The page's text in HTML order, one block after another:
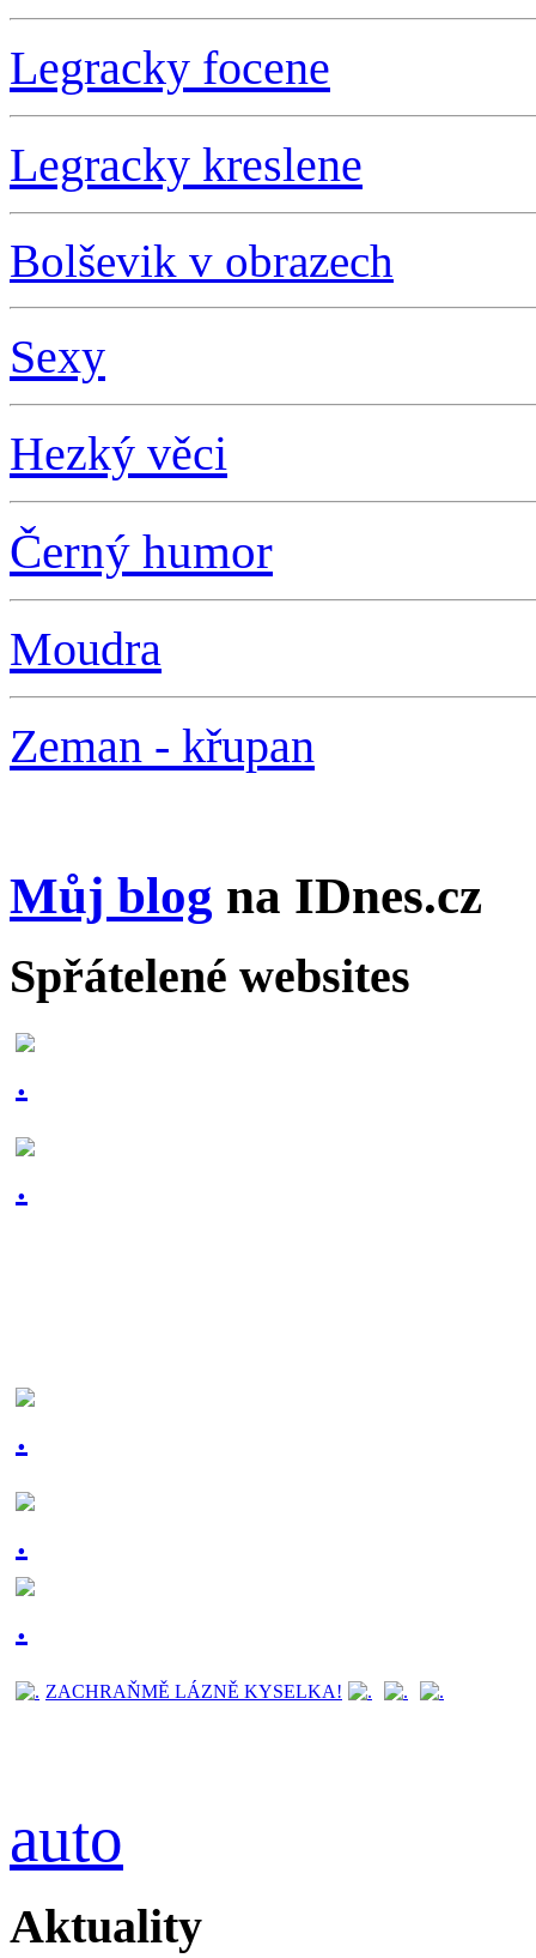
Legracky focene
Legracky kreslene
Bolševik v obrazech
Sexy
Hezký věci
Černý humor
Moudra
Zeman - křupan
Můj blog na IDnes.cz
Spřátelené websites
ZACHRAŇMĚ LÁZNĚ KYSELKA!
auto
Aktuality